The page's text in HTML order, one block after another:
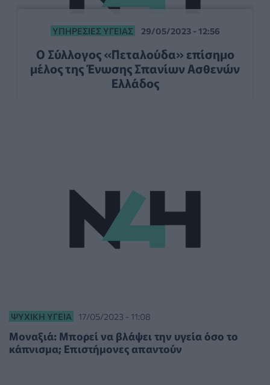
ΥΠΗΡΕΣΊΕΣ ΥΓΕΊΑΣ 29/05/2023 - 12:56
Ο Σύλλογος «Πεταλούδα» επίσημο
μέλος της Ένωσης Σπανίων Ασθενών
Ελλάδος
ΨΥΧΙΚΉ ΥΓΕΊΑ 17/05/2023 - 11:08
Μοναξιά: Μπορεί να βλάψει την υγεία όσο το
κάπνισμα; Επιστήμονες απαντούν